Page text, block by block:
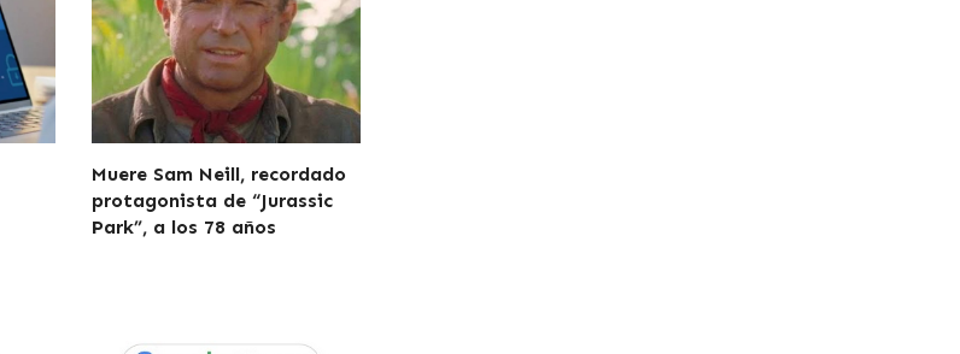
Muere Sam Neill, recordado
protagonista de “Jurassic
Park”, a los 78 años